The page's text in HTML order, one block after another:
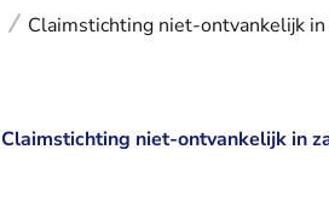
Claimstichting niet-ontvankelijk in
Claimstichting niet-ontvankelijk in